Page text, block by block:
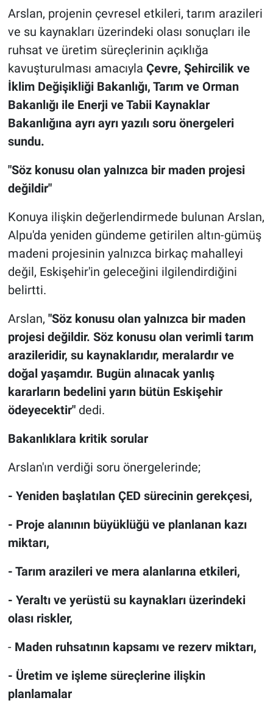
Arslan, projenin çevresel etkileri, tarım arazileri
ve su kaynakları üzerindeki olası sonuçları ile
ruhsat ve üretim süreçlerinin açıklığa
kavuşturulması amacıyla Çevre, Şehircilik ve
İklim Değişikliği Bakanlığı, Tarım ve Orman
Bakanlığı ile Enerji ve Tabii Kaynaklar
Bakanlığına ayrı ayrı yazılı soru önergeleri
sundu.
"Söz konusu olan yalnızca bir maden projesi
değildir"
Konuya ilişkin değerlendirmede bulunan Arslan,
Alpu'da yeniden gündeme getirilen altın-gümüş
madeni projesinin yalnızca birkaç mahalleyi
değil, Eskişehir'in geleceğini ilgilendirdiğini
belirtti.
Arslan, "Söz konusu olan yalnızca bir maden
projesi değildir. Söz konusu olan verimli tarım
arazileridir, su kaynaklarıdır, meralardır ve
doğal yaşamdır. Bugün alınacak yanlış
kararların bedelini yarın bütün Eskişehir
ödeyecektir"dedi.
Bakanlıklara kritik sorular
Arslan'ın verdiği soru önergelerinde;
- Yeniden başlatılan ÇED sürecinin gerekçesi,
- Proje alanının büyüklüğü ve planlanan kazı
miktarı,
- Tarım arazileri ve mera alanlarına etkileri,
- Yeraltı ve yerüstü su kaynakları üzerindeki
olası riskler,
- Maden ruhsatının kapsamı ve rezerv miktarı,
- Üretim ve işleme süreçlerine ilişkin
planlamalar
Bilim ve Teknoloji